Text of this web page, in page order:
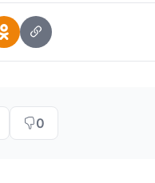
0